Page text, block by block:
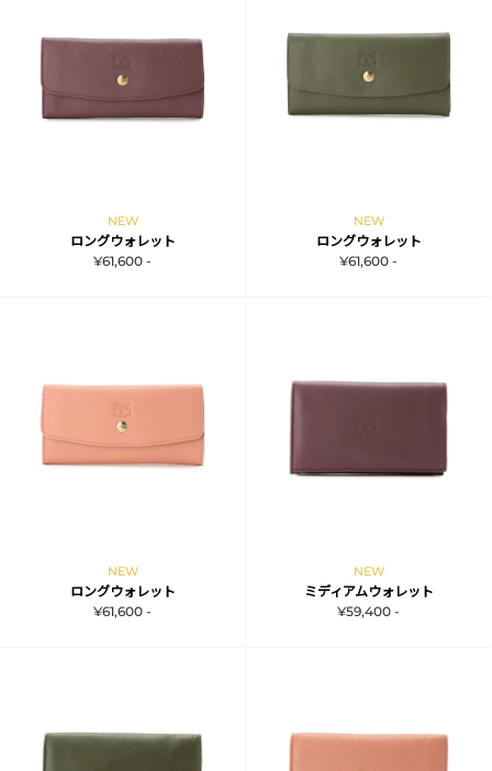
NEW
ロングウォレット
¥61,600 -
NEW
ロングウォレット
¥61,600 -
NEW
ロングウォレット
¥61,600 -
NEW
ミディアムウォレット
¥59,400 -